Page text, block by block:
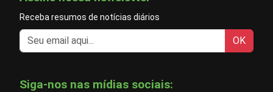
Receba resumos de notícias diários
OK
Siga-nos nas mídias sociais: